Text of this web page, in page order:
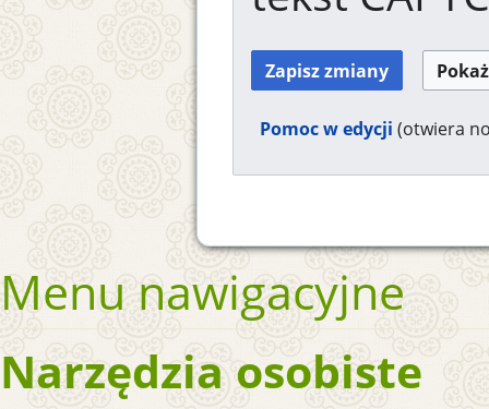
Pomoc w edycji (otwiera
Menu nawigacyjne
Narzędzia osobiste